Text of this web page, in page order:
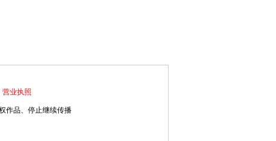
营业执照
作品、停止继续传播